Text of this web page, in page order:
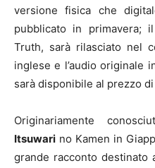
versione fisica che
pubblicato in primavera;
Truth, sarà rilasciato nel
inglese e l’audio originale
sarà disponibile al prezzo
Originariamente
Itsuwari no Kamen in
grande racconto